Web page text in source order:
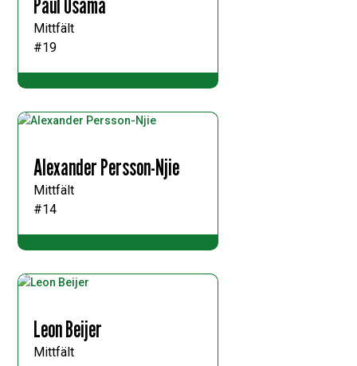
Mittfält
#19
Alexander Persson-Njie
Mittfält
#14
Leon Beijer
Mittfält